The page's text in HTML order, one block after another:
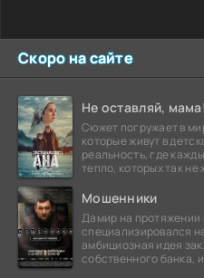
Скоро на сайте
Не оставляй,
Сюжет погружает в
которые живут в
реальность, где
тепло, которых так
Мошенники
Дамир на протяжении
специализировался
амбициозная идея
собственного банка,